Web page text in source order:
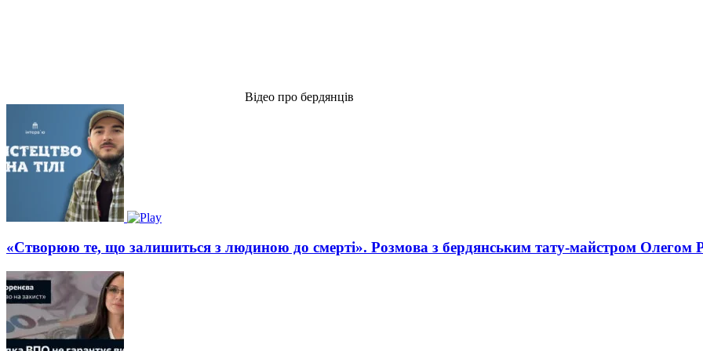
Відео про бердянців
«Створюю те, що залишиться з людиною до смерті». Розмова з бердянським тату-майстром Олегом